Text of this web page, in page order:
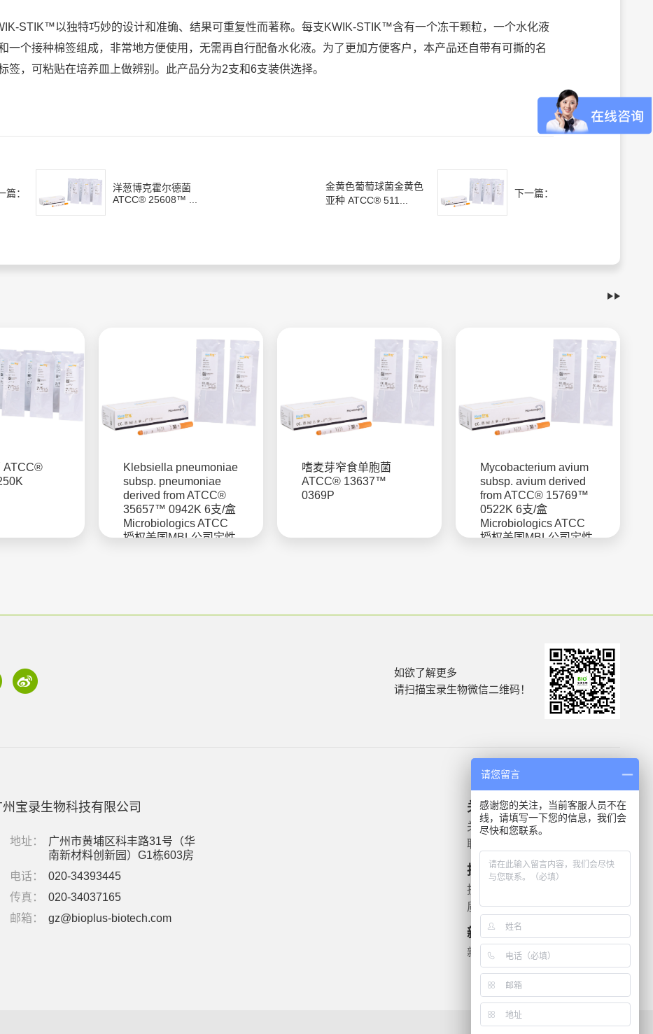
STIK™以独特巧妙的设计和准确、结果可重复性而著称。每支KWIK-STIK™含有一个冻干颗粒，一个水化液
一个接种棉签组成，非常地方便使用，无需再自行配备水化液。为了更加方便客户，本产品还自带有可撕的名
签，可粘贴在培养皿上做辨别。此产品分为2支和6支装供选择。
篇：
洋葱博克霍尔德菌
ATCC® 25608™ ...
金黄色葡萄球菌金黄色
亚种 ATCC® 511...
下一篇：
ATCC®
Klebsiella pneumoniae
subsp. pneumoniae
derived from ATCC®
35657™ 0942K 6支/盒
Microbiologics ATCC
授权美国MBL公司定性
嗜麦芽窄食单胞菌
ATCC® 13637™
0369P
Mycobacterium avium
subsp. avium derived
from ATCC® 15769™
0522K 6支/盒
Microbiologics ATCC
授权美国MBL公司定性
如欲了解更多
请扫描宝录生物微信二维码！
州宝录生物科技有限公司
地址：
广州市黄埔区科丰路31号（华
南新材料创新园）G1栋603房
电话：
020-34393445
传真：
020-34037165
邮箱：
gz@bioplus-biotech.com
关于我们
关于我们
联系我们
技术支持
技术文档
质检报告
新闻资讯
新闻动态
产品信息
微生物质控菌株
遗传毒理
药敏检测
请您留言
感谢您的关注，当前客服人员不在
线，请填写一下您的信息，我们会
尽快和您联系。